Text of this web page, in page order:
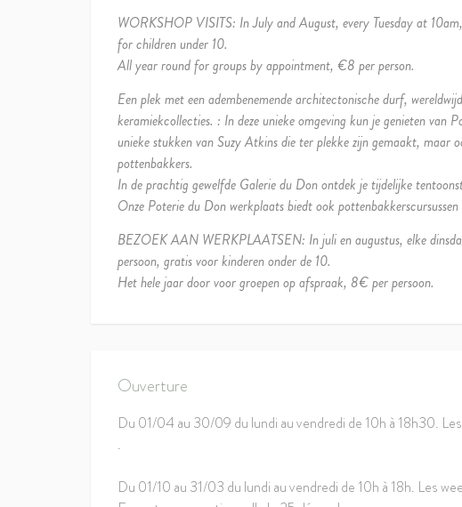
WORKSHOP VISITS: In July and August, every Tuesday at
for children under 10.
All year round for groups by appointment, €8 per person.
Een plek met een adembenemende architectonische durf,
keramiekcollecties. : In deze unieke omgeving kun je genieten van
unieke stukken van Suzy Atkins die ter plekke zijn gemaakt, maar
pottenbakkers.
In de prachtig gewelfde Galerie du Don ontdek je tijdelijke
Onze Poterie du Don werkplaats biedt ook
BEZOEK AAN WERKPLAATSEN: In juli en augustus, elke
persoon, gratis voor kinderen onder de 10.
Het hele jaar door voor groepen op afspraak, 8€ per persoon.
Ouverture
Du 01/04 au 30/09 du lundi au vendredi de 10h à 18h30.
.
Du 01/10 au 31/03 du lundi au vendredi de 10h à 18h. Les